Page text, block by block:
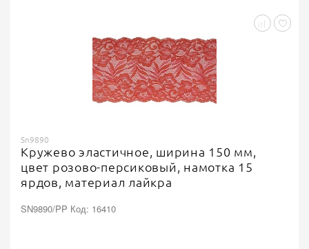
Sn9890
Кружево эластичное, ширина 150 мм,
цвет розово-персиковый, намотка 15
ярдов, материал лайкра
SN9890/PP Код: 16410